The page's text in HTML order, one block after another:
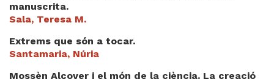
manuscrita.
Sala, Teresa M.
Extrems que són a tocar.
Santamaria, Núria
Mossèn Alcover i el món de la ciència. La creació